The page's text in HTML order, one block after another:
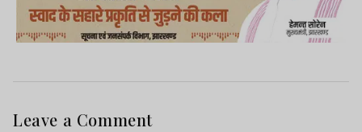
Leave a Comment